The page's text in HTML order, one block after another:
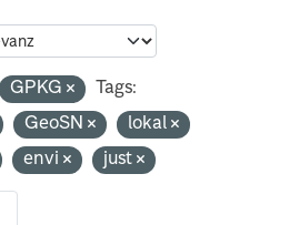
GPKG
Tags:
GeoSN
lokal
envi just